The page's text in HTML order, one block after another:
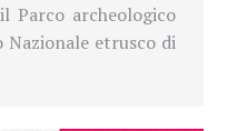
Parco archeologico
Nazionale etrusco di